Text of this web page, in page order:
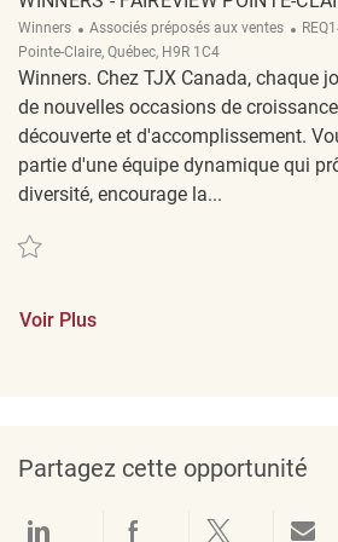
Winners Catégorie
Associés préposés aux ventes ReqId
Pointe-Claire, Québec, H9R 1C4
Winners. Chez TJX Canada, chaque
de nouvelles occasions de
découverte et d'accomplissement.
partie d'une équipe dynamique qui
diversité, encourage la...
Sauvegarder Coordonnateur /
Voir Plus
Partagez cette opportunité